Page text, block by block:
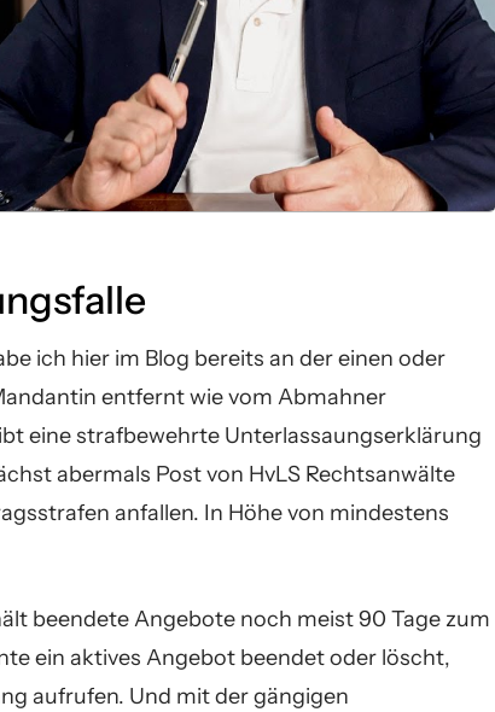
ich hier im Blog bereits an der einen oder
entfernt wie vom Abmahner
eine strafbewehrte Unterlassaungserklärung
abermals Post von HvLS Rechtsanwälte
anfallen. In Höhe von mindestens
beendete Angebote noch meist 90 Tage zum
ein aktives Angebot beendet oder löscht,
aufrufen. Und mit der gängigen